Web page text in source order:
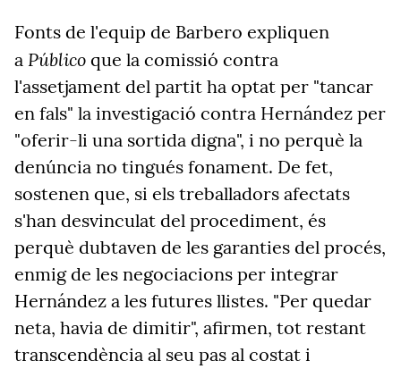
Fonts de l'equip de Barbero expliquen
a Público que la comissió contra
l'assetjament del partit ha optat per "tancar
en fals" la investigació contra Hernández per
"oferir-li una sortida digna", i no perquè la
denúncia no tingués fonament. De fet,
sostenen que, si els treballadors afectats
s'han desvinculat del procediment, és
perquè dubtaven de les garanties del procés,
enmig de les negociacions per integrar
Hernández a les futures llistes. "Per quedar
neta, havia de dimitir", afirmen, tot restant
transcendència al seu pas al costat i